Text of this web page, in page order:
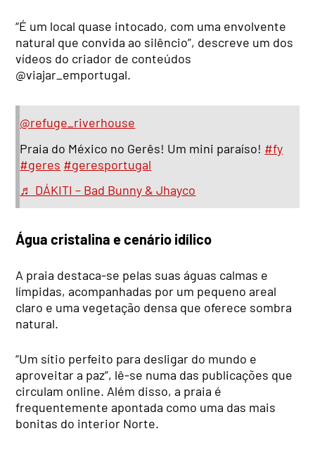
“É um local quase intocado, com uma envolvente
natural que convida ao silêncio”, descreve um dos
vídeos do criador de conteúdos
@viajar_emportugal.
@refuge_riverhouse
Praia do México no Gerês! Um mini paraíso! #fy
#geres #geresportugal
♬ DÁKITI – Bad Bunny & Jhayco
Água cristalina e cenário idílico
A praia destaca-se pelas suas águas calmas e
límpidas, acompanhadas por um pequeno areal
claro e uma vegetação densa que oferece sombra
natural.
“Um sítio perfeito para desligar do mundo e
aproveitar a paz”, lê-se numa das publicações que
circulam online. Além disso, a praia é
frequentemente apontada como uma das mais
bonitas do interior Norte.